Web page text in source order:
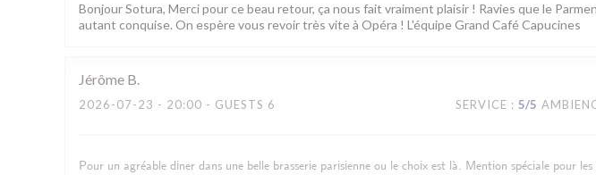
Bonjour Sotura, Merci pour ce beau retour, ça nous fait vraiment plaisir ! Ravies que le
autant conquise. On espère vous revoir très vite à Opéra ! L'équipe Grand Café Capucines
Jérôme B
2026-07-23 - 20:00 - GUESTS 6 SERVICE : 5/5
Pour un agréable diner dans une belle brasserie parisienne ou le choix est là. Mention spéciale pour les